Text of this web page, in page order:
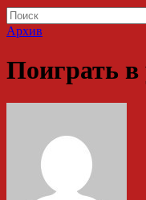
Архив
Поиграть